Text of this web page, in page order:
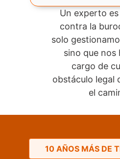
Un experto
contra la
solo
sino que nos
cargo de
obstáculo legal
el
10 AÑOS MÁS DE